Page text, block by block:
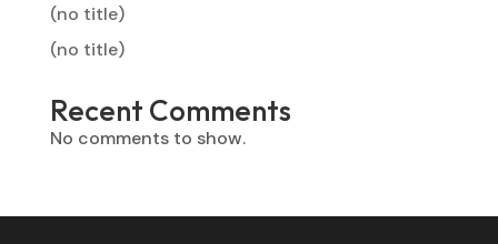
(no title)
(no title)
Recent Comments
No comments to show.